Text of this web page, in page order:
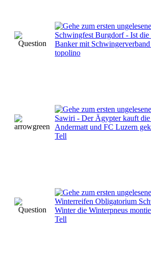
Schwingfest Burgdorf - Ist
Banker mit
topolino
Sawiri - Der Ägypter kauft
Andermatt und FC Luzern
Tell
Winterreifen Obligatorium
Winter die Winterpneus
Tell